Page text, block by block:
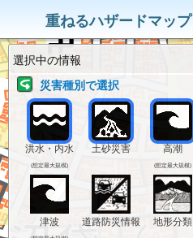
重ねるハザードマップ
災害リスク情報
選択中の情報
災害種別で選択
洪水・内水
(想定最大規模)
土砂災害 高潮
(想定最大規模)
津波 道路防災情報 地形分類